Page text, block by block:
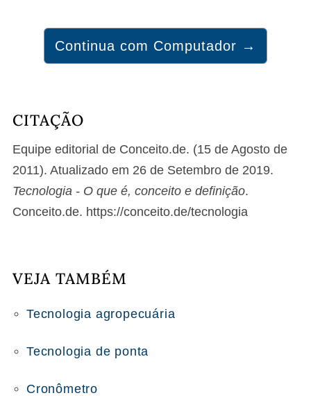
Continua com Computador →
CITAÇÃO
Equipe editorial de Conceito.de. (15 de Agosto de
2011). Atualizado em 26 de Setembro de 2019.
Tecnologia - O que é, conceito e definição.
Conceito.de. https://conceito.de/tecnologia
VEJA TAMBÉM
Tecnologia agropecuária
Tecnologia de ponta
Cronômetro